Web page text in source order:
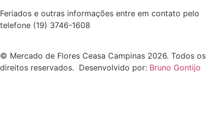
Feriados e outras informações entre em contato pelo
telefone (19) 3746-1608
© Mercado de Flores Ceasa Campinas 2026. Todos os
direitos reservados. Desenvolvido por: Bruno Gontijo